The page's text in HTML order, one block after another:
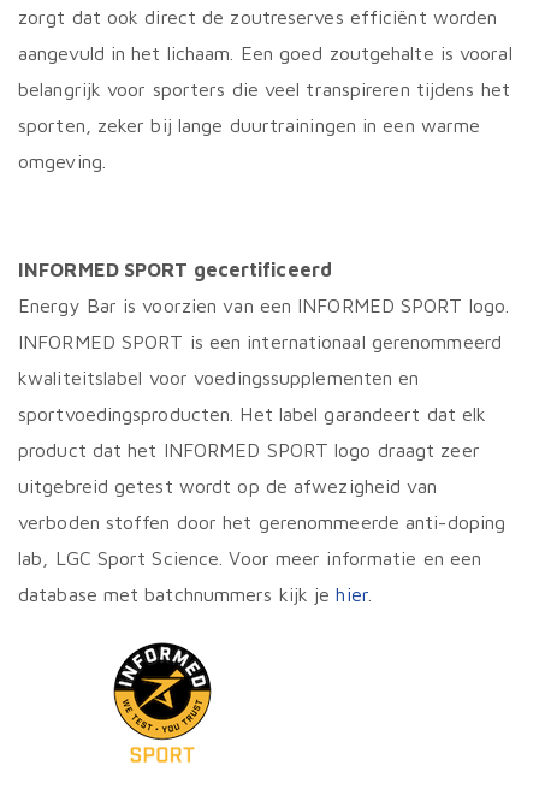
zorgt dat ook direct de zoutreserves efficiënt worden
aangevuld in het lichaam. Een goed zoutgehalte is vooral
belangrijk voor sporters die veel transpireren tijdens het
sporten, zeker bij lange duurtrainingen in een warme
omgeving.
INFORMED SPORT gecertificeerd
Energy Bar is voorzien van een INFORMED SPORT logo.
INFORMED SPORT is een internationaal gerenommeerd
kwaliteitslabel voor voedingssupplementen en
sportvoedingsproducten. Het label garandeert dat elk
product dat het INFORMED SPORT logo draagt zeer
uitgebreid getest wordt op de afwezigheid van
verboden stoffen door het gerenommeerde anti-doping
lab, LGC Sport Science. Voor meer informatie en een
database met batchnummers kijk jehier.